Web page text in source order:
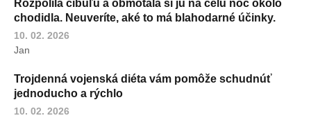
Rozpolila cibuľu a obmotala si ju na celú noc okolo
chodidla. Neuveríte, aké to má blahodarné účinky.
10. 02. 2026
Jan
Trojdenná vojenská diéta vám pomôže schudnúť
jednoducho a rýchlo
10. 02. 2026